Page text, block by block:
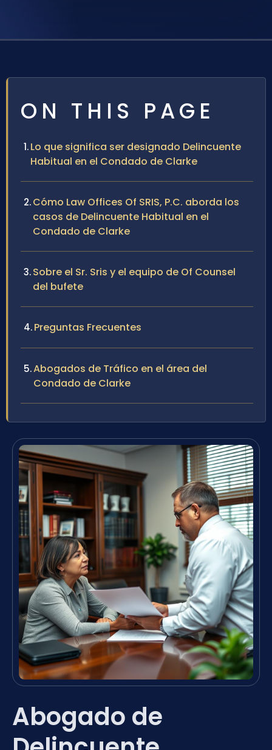
ON THIS PAGE
Lo que significa ser designado Delincuente
Habitual en el Condado de Clarke
Cómo Law Offices Of SRIS, P.C. aborda los
casos de Delincuente Habitual en el
Condado de Clarke
Sobre el Sr. Sris y el equipo de Of Counsel
del bufete
Preguntas Frecuentes
Abogados de Tráfico en el área del
Condado de Clarke
Abogado de